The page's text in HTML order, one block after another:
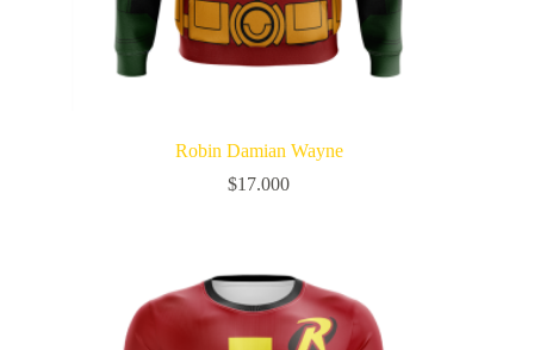
Robin Damian Wayne
$17.000